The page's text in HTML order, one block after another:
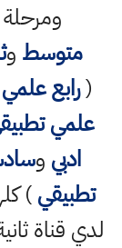
متوسط و
(رابع علمي
علمي
ادبي و
تطبيقي)
لدي قناة